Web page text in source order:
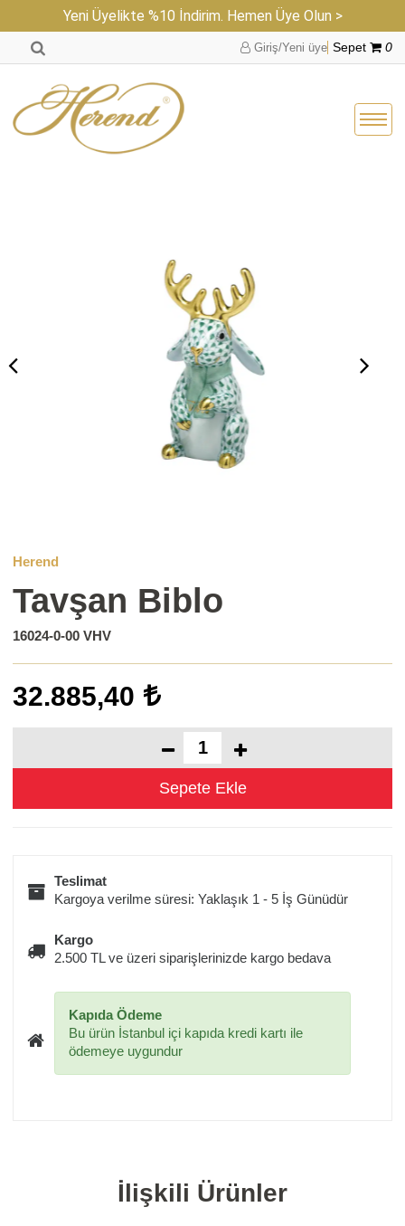
Yeni Üyelikte %10 İndirim. Hemen Üye Olun >
Giriş/Yeni üye Sepet 0
Herend
Tavşan Biblo
16024-0-00 VHV
32.885,40
Teslimat
Kargoya verilme süresi: Yaklaşık 1 - 5 İş Günüdür
Kargo
2.500 TL ve üzeri siparişlerinizde kargo bedava
Kapıda Ödeme
Bu ürün İstanbul içi kapıda kredi kartı ile
ödemeye uygundur
İlişkili Ürünler